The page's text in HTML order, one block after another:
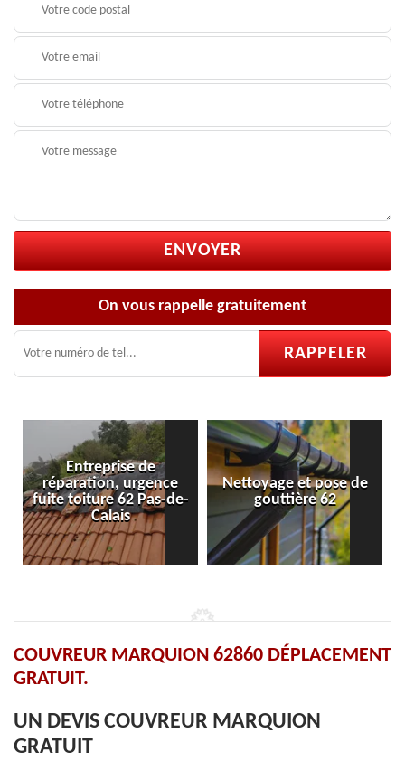
On vous rappelle gratuitement
Nettoyage et pose de
gouttière 62
Pose et réparation de
velux 62
COUVREUR MARQUION 62860 DÉPLACEMENT
GRATUIT.
UN DEVIS COUVREUR MARQUION
GRATUIT